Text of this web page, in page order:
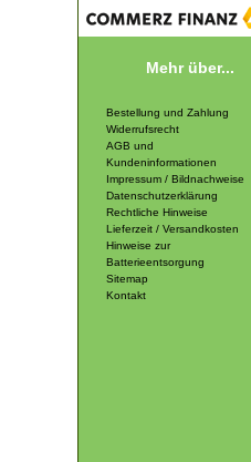
Mehr über...
Bestellung und Zahlung
Widerrufsrecht
AGB und
Kundeninformationen
Impressum / Bildnachweise
Datenschutzerklärung
Rechtliche Hinweise
Lieferzeit / Versandkosten
Hinweise zur
Batterieentsorgung
Sitemap
Kontakt